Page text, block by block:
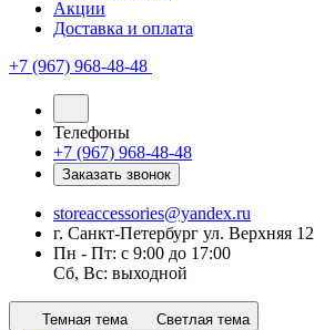
Акции
Доставка и оплата
+7 (967) 968-48-48
Телефоны
+7 (967) 968-48-48
Заказать звонок
storeaccessories@yandex.ru
г. Санкт-Петербург ул. Верхняя 12
Пн - Пт: с 9:00 до 17:00
Сб, Вс: выходной
Темная тема Светлая тема